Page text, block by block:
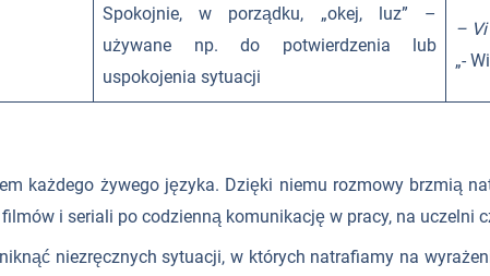
Spokojnie, w porządku, „okej, luz” –
używane np. do potwierdzenia lub
uspokojenia sytuacji
–
„-
każdego żywego języka. Dzięki niemu rozmowy brzmią
i seriali po codzienną komunikację w pracy, na uczelni
niezręcznych sytuacji, w których natrafiamy na